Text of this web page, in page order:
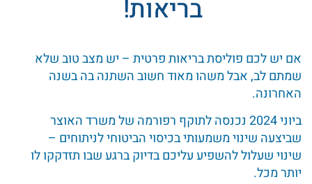
בריאות!
אם יש לכם פוליסת בריאות פרטית – יש מצב טוב שלא
שמתם לב, אבל משהו מאוד חשוב השתנה בה בשנה
האחרונה.
ביוני 2024 נכנסה לתוקף רפורמה של משרד האוצר
שביצעה שינוי משמעותי בכיסוי הביטוחי לניתוחים –
שינוי שעלול להשפיע עליכם בדיוק ברגע שבו תזדקקו לו
יותר מכל.